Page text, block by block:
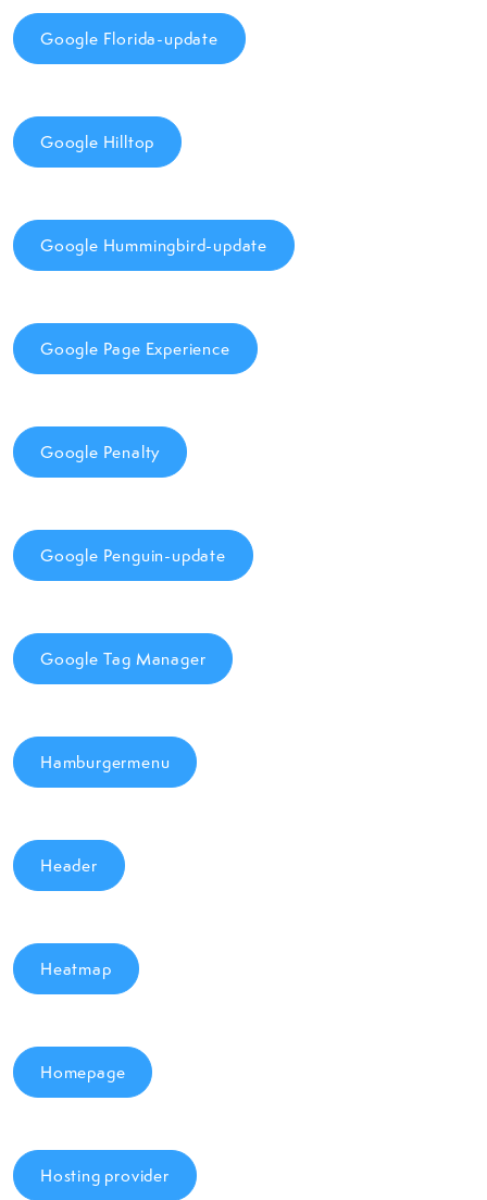
Google Florida-update
Google Hilltop
Google Hummingbird-update
Google Page Experience
Google Penalty
Google Penguin-update
Google Tag Manager
Hamburgermenu
Header
Heatmap
Homepage
Hosting provider